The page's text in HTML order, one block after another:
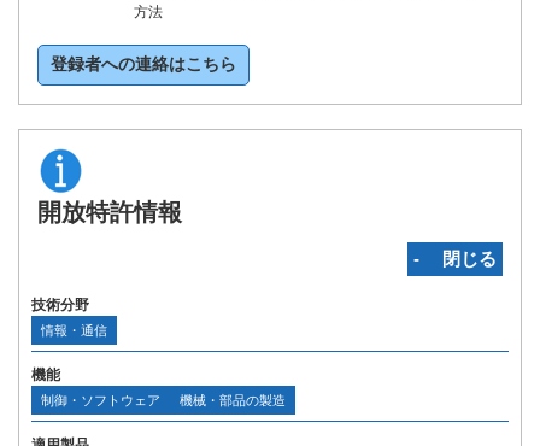
方法
登録者への連絡はこちら
開放特許情報
‐ 閉じる
技術分野
情報・通信
機能
制御・ソフトウェア 機械・部品の製造